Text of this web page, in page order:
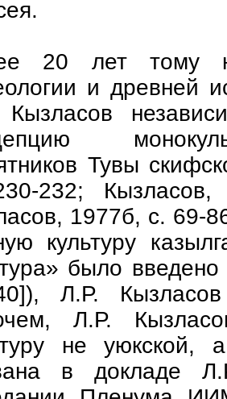
20 лет тому
и древней
Тувы
232;
1977б, с. 69-
культуру
было
Л.Р.
Л.Р.
не
в докладе